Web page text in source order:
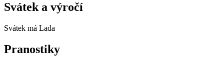
Svátek a výročí
Svátek má Lada
Pranostiky